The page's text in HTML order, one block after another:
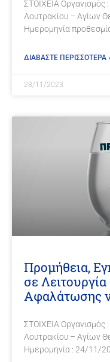
ΣΤΟΙΧΕΙΑ Οργανισμός
Λουτρακίου – Αγίων
Ημερομηνία
ΔΙΑΒΑΣΤΕ ΠΕΡΙΣΣΟΤΕΡΑ
28/11/2023
Προμήθεια,
σε
Αφαλάτωσης
ΣΤΟΙΧΕΙΑ Οργανισμός
Λουτρακίου – Αγίων
Ημερομηνία : 24/11/